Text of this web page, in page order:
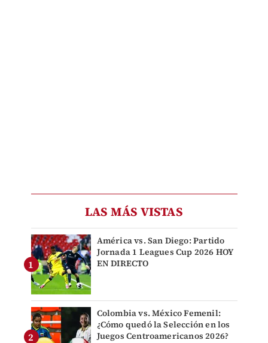
LAS MÁS VISTAS
América vs. San Diego: Partido
Jornada 1 Leagues Cup 2026 HOY
EN DIRECTO
Colombia vs. México Femenil:
¿Cómo quedó la Selección en los
Juegos Centroamericanos 2026?